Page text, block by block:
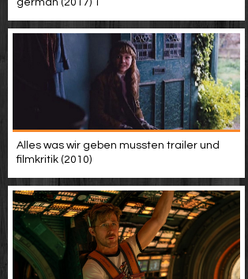
german (2017) 1
Alles was wir geben mussten trailer und
filmkritik (2010)